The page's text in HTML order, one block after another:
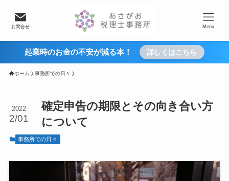
お問合せ Menu
起業時のお金の不安が減る本！ 詳しくはこちら
ホーム 事務所での日々
確定申告の期限とその向き合い方
について
2022
2/01
事務所での日々